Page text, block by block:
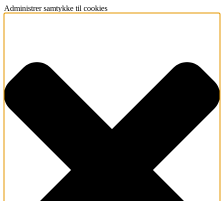
Administrer samtykke til cookies